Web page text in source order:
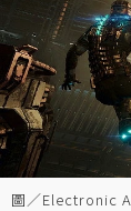
圖／Electronic